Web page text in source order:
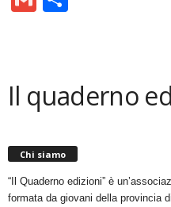
Il quaderno
Chi siamo
“Il Quaderno edizioni” è
formata da giovani della provincia